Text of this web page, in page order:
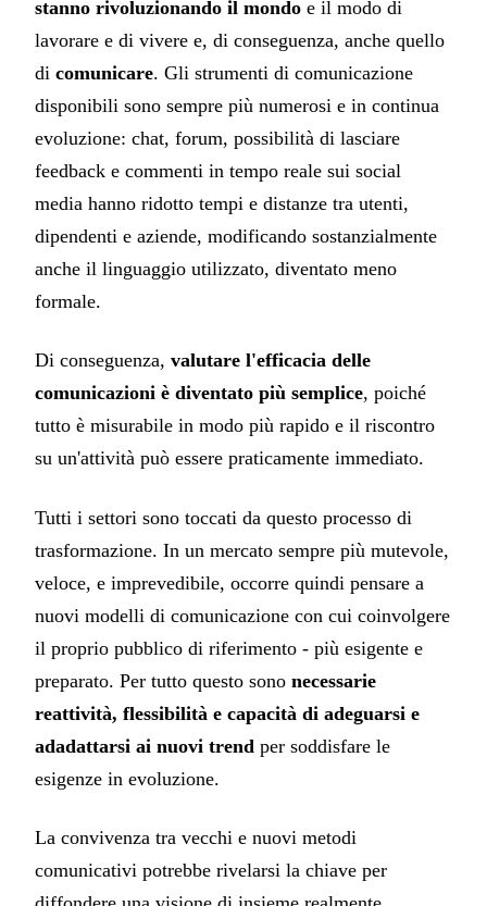
stanno rivoluzionando il mondo e il modo di
lavorare e di vivere e, di conseguenza, anche quello
di comunicare. Gli strumenti di comunicazione
disponibili sono sempre più numerosi e in continua
evoluzione: chat, forum, possibilità di lasciare
feedback e commenti in tempo reale sui social
media hanno ridotto tempi e distanze tra utenti,
dipendenti e aziende, modificando sostanzialmente
anche il linguaggio utilizzato, diventato meno
formale.
Di conseguenza, valutare l'efficacia delle
comunicazioni è diventato più semplice, poiché
tutto è misurabile in modo più rapido e il riscontro
su un'attività può essere praticamente immediato.
Tutti i settori sono toccati da questo processo di
trasformazione. In un mercato sempre più mutevole,
veloce, e imprevedibile, occorre quindi pensare a
nuovi modelli di comunicazione con cui coinvolgere
il proprio pubblico di riferimento - più esigente e
preparato. Per tutto questo sono necessarie
reattività, flessibilità e capacità di adeguarsi e
adadattarsi ai nuovi trend per soddisfare le
esigenze in evoluzione.
La convivenza tra vecchi e nuovi metodi
comunicativi potrebbe rivelarsi la chiave per